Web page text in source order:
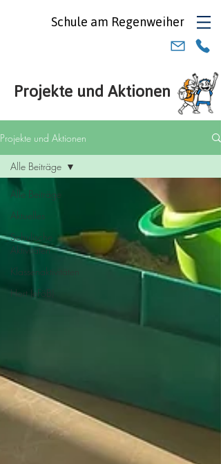
Schule am Regenweiher
Projekte und Aktionen
Projekte und Aktionen
Alle Beiträge
Aktuelles
Schulische
Aktivitäten
Klassenaktivitäten
Hort (eFöB)
Alle Beiträge